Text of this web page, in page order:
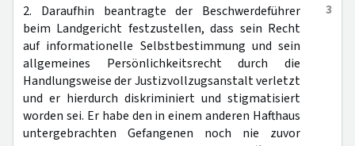
3
2. Daraufhin beantragte der Beschwerdeführer
beim Landgericht festzustellen, dass sein Recht
auf informationelle Selbstbestimmung und sein
allgemeines Persönlichkeitsrecht durch die
Handlungsweise der Justizvollzugsanstalt verletzt
und er hierdurch diskriminiert und stigmatisiert
worden sei. Er habe den in einem anderen Hafthaus
untergebrachten Gefangenen noch nie zuvor